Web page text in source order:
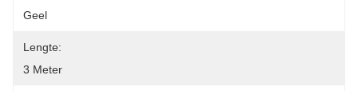
Geel
Lengte:
3 Meter